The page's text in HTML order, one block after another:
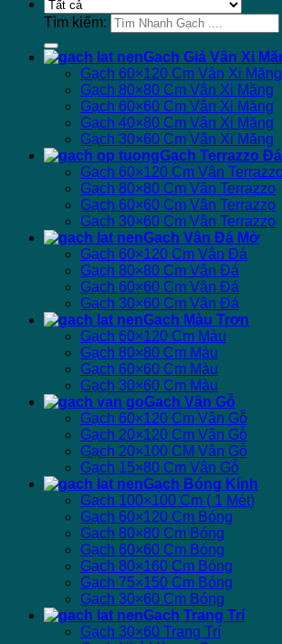
Tìm kiếm:
Gạch Giả Vân Xi
Gạch 60×120 Cm Vân Xi Măng
Gạch 80×80 Cm Vân Xi Măng
Gạch 60×60 Cm Vân Xi Măng
Gạch 40×80 Cm Vân Xi Măng
Gạch 30×60 Cm Vân Xi Măng
Gạch Terrazzo
Gạch 60×120 Cm Vân
Gạch 80×80 Cm Vân Terrazzo
Gạch 60×60 Cm Vân Terrazzo
Gạch 30×60 Cm Vân Terrazzo
Gạch Vân Đá Mờ
Gạch 60×120 Cm Vân Đá
Gạch 80×80 Cm Vân Đá
Gạch 60×60 Cm Vân Đá
Gạch 30×60 Cm Vân Đá
Gạch Màu Trơn
Gạch 60×120 Cm Màu
Gạch 80×80 Cm Màu
Gạch 60×60 Cm Màu
Gạch 30×60 Cm Màu
Gạch Vân Gỗ
Gạch 60×120 Cm Vân Gỗ
Gạch 20×120 Cm Vân Gỗ
Gạch 20×100 CM Vân Gỗ
Gạch 15×80 Cm Vân Gỗ
Gạch Bóng Kính
Gạch 100×100 Cm ( 1 Mét)
Gạch 60×120 Cm Bóng
Gạch 80×80 Cm Bóng
Gạch 60×60 Cm Bóng
Gạch 80×160 Cm Bóng
Gạch 75×150 Cm Bóng
Gạch 30×60 Cm Bóng
Gạch Trang Trí
Gạch 30×60 Trang Trí